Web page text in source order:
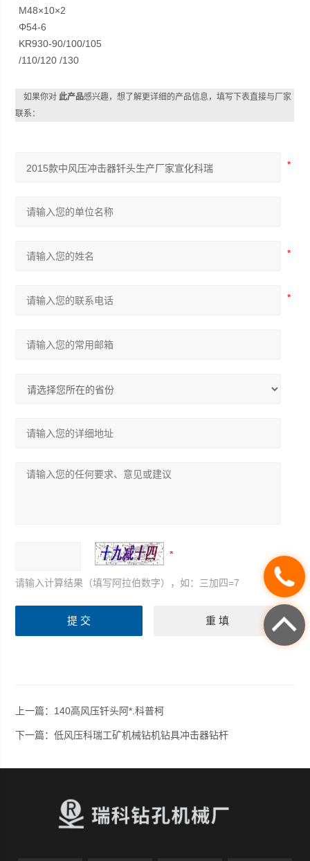
M48×10×2
Φ54-6
KR930-90/100/105
/110/120 /130
如果你对此产品感兴趣，想了解更详细的产品信息，填写下表直接与厂家
联系：
请输入计算结果（填写阿拉伯数字），如：三加四=7
上一篇： 140高风压钎头阿*.科普柯
下一篇：低风压科瑞工矿机械钻机钻具冲击器钻杆